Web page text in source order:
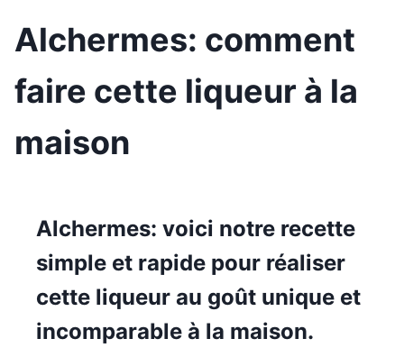
Alchermes: comment
faire cette liqueur à la
maison
Alchermes: voici notre recette
simple et rapide pour réaliser
cette liqueur au goût unique et
incomparable à la maison.